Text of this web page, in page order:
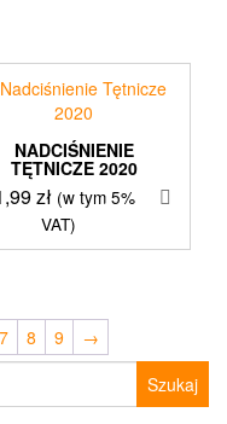
NADCIŚNIENIE
TĘTNICZE 2020
zł (w tym 5%
VAT)
7 8 9
→